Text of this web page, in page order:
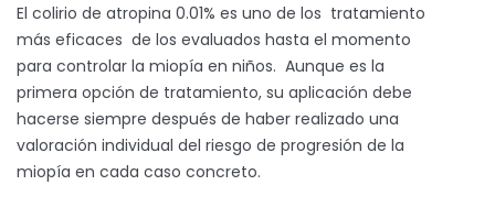
El colirio de atropina 0.01% es uno de los tratamiento
más eficaces de los evaluados hasta el momento
para controlar la miopía en niños. Aunque es la
primera opción de tratamiento, su aplicación debe
hacerse siempre después de haber realizado una
valoración individual del riesgo de progresión de la
miopía en cada caso concreto.